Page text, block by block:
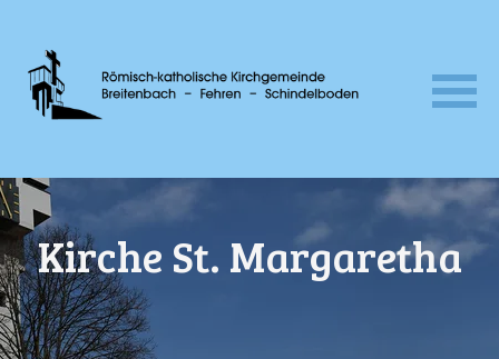
Navigation
überspringen
Kirche St. Margaretha